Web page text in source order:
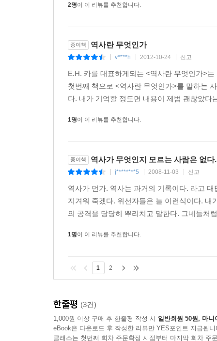
2명이 이 리뷰를 추천합니다.
종이책 역사란 무엇인가
v****h 2012-10-24 신고
E.H. 카를 대표하게되는 <역사란 무엇인가>
첫번째 책으로 <역사란 무엇인가>를 말하는
다. 내가 기억할 정도면 내용이 제법 괜찮았
1명이 이 리뷰를 추천합니다.
종이책 역사가 무엇인지 모르는 사람은 없다.
j********5 2008-11-03 신고
역사가 먼가. 역사는 과거의 기록이다. 라고
지겨워 죽겠다. 위선자들은 늘 이런식이다.
의 공격을 당당히 뿌리치고 말한다. 그네들처
1명이 이 리뷰를 추천합니다.
1 2
한줄평 (3건)
1,000원 이상 구매 후 한줄평 작성 시 일반회원 50원, 마니
eBook은 다운로드 후 작성한 리뷰만 YES포인트 지급됩니
클래스는 첫번째 회차 주문확정 시점부터 마지막 회차 주